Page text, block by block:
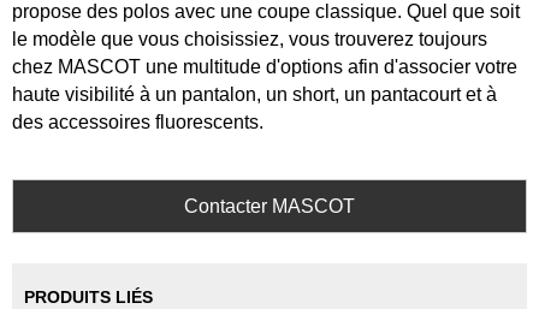
propose des polos avec une coupe classique. Quel que soit
le modèle que vous choisissiez, vous trouverez toujours
chez MASCOT une multitude d'options afin d'associer votre
haute visibilité à un pantalon, un short, un pantacourt et à
des accessoires fluorescents.
Contacter MASCOT
PRODUITS LIÉS